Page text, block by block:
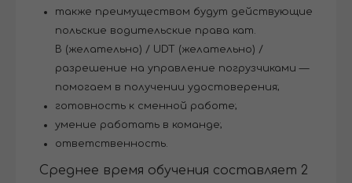
также преимуществом будут действующие
польские водительские права кат.
B (желательно) / UDT (желательно) /
разрешение на управление погрузчиками —
помогаем в получении удостоверения;
готовность к сменной работе;
умение работать в команде;
ответственность.
Среднее время обучения составляет 2